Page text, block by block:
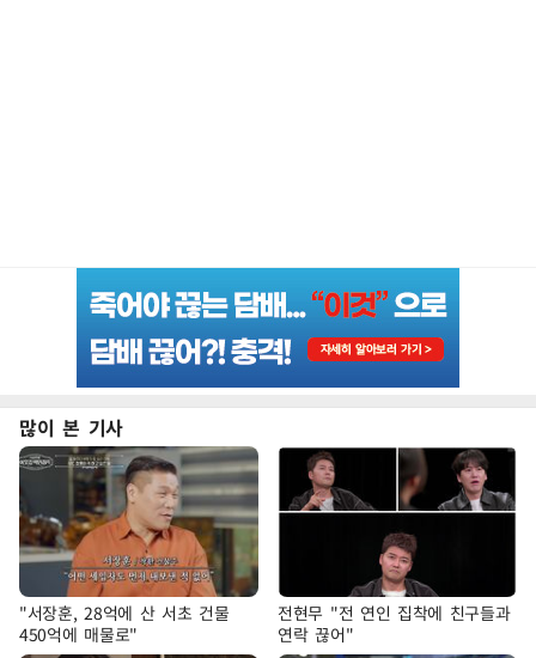
많이 본 기사
"서장훈, 28억에 산 서초 건물
450억에 매물로"
전현무 "전 연인 집착에 친구들과
연락 끊어"